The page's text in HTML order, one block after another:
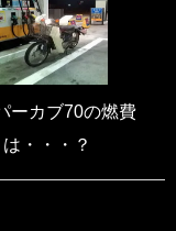
ーカブ70の燃費
は・・・？